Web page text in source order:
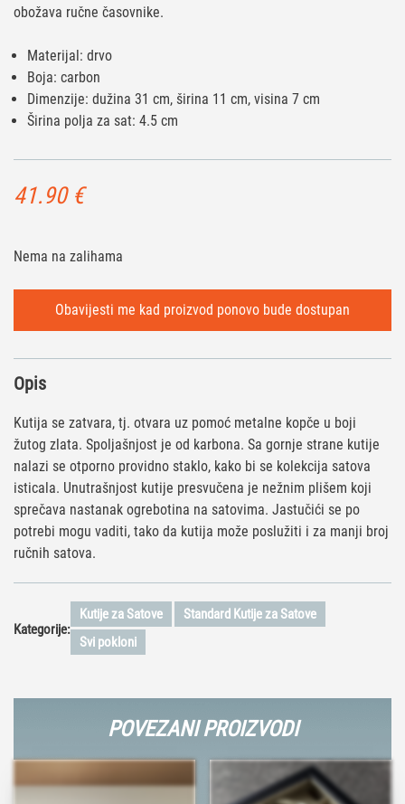
obožava ručne časovnike.
Materijal: drvo
Boja: carbon
Dimenzije: dužina 31 cm, širina 11 cm, visina 7 cm
Širina polja za sat: 4.5 cm
41.90 €
Nema na zalihama
Opis
Kutija se zatvara, tj. otvara uz pomoć metalne kopče u boji
žutog zlata. Spoljašnjost je od karbona. Sa gornje strane kutije
nalazi se otporno providno staklo, kako bi se kolekcija satova
isticala. Unutrašnjost kutije presvučena je nežnim plišem koji
sprečava nastanak ogrebotina na satovima. Jastučići se po
potrebi mogu vaditi, tako da kutija može poslužiti i za manji broj
ručnih satova.
Kategorije:
Kutije za Satove
Standard Kutije za Satove
Svi pokloni
POVEZANI PROIZVODI